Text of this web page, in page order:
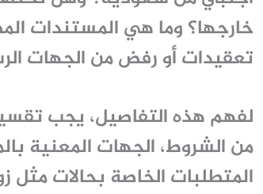
خارجها؟ وما هي المستندات
تعقيدات أو رفض من الجهات
لفهم هذه التفاصيل، يجب
من الشروط، الجهات المعنية
المتطلبات الخاصة بحالات